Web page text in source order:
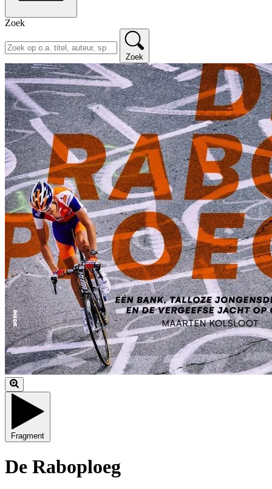
Zoek
Zoek
Fragment
De Raboploeg